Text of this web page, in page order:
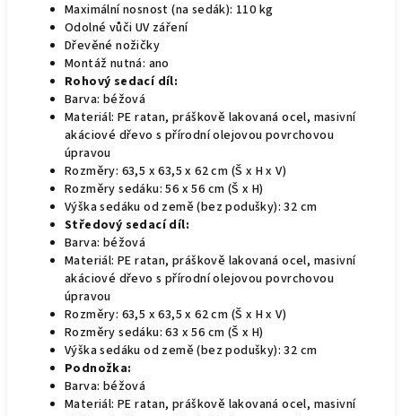
Maximální nosnost (na sedák): 110 kg
Odolné vůči UV záření
Dřevěné nožičky
Montáž nutná: ano
Rohový sedací díl:
Barva: béžová
Materiál: PE ratan, práškově lakovaná ocel, masivní
akáciové dřevo s přírodní olejovou povrchovou
úpravou
Rozměry: 63,5 x 63,5 x 62 cm (Š x H x V)
Rozměry sedáku: 56 x 56 cm (Š x H)
Výška sedáku od země (bez podušky): 32 cm
Středový sedací díl:
Barva: béžová
Materiál: PE ratan, práškově lakovaná ocel, masivní
akáciové dřevo s přírodní olejovou povrchovou
úpravou
Rozměry: 63,5 x 63,5 x 62 cm (Š x H x V)
Rozměry sedáku: 63 x 56 cm (Š x H)
Výška sedáku od země (bez podušky): 32 cm
Podnožka:
Barva: béžová
Materiál: PE ratan, práškově lakovaná ocel, masivní